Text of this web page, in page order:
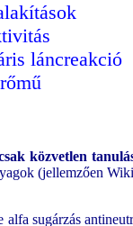
láncreakció
közvetlen
(jellemzően
sugárzás